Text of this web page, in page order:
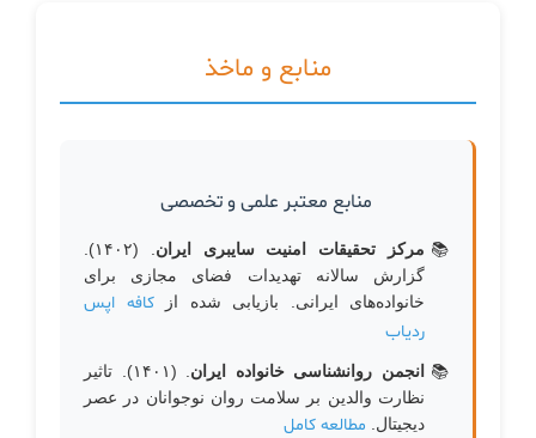
منابع و ماخذ
منابع معتبر علمی و تخصصی
مرکز تحقیقات امنیت سایبری ایران
. (۱۴۰۲).
گزارش سالانه تهدیدات فضای مجازی برای
خانواده‌های ایرانی. بازیابی شده ازکافه اپس
ردیاب
انجمن روانشناسی خانواده ایران
. (۱۴۰۱). تاثیر
نظارت والدین بر سلامت روان نوجوانان در عصر
دیجیتال. مطالعه کامل